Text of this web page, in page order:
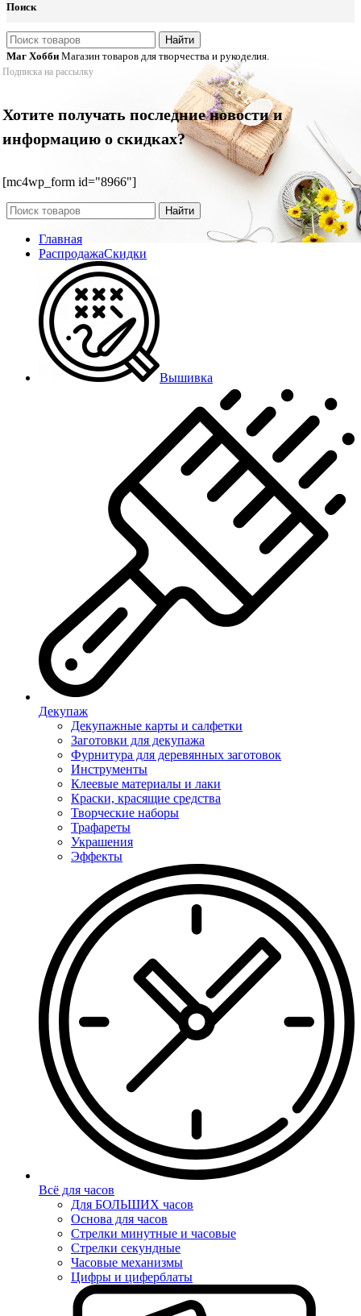
Поиск
Найти
Маг Хобби Магазин товаров для творчества и рукоделия.
Подписка на рассылку
Хотите получать последние новости и
информацию о скидках?
[mc4wp_form id="8966"]
Найти
Главная
РаспродажаСкидки
Вышивка
Декупаж
Декупажные карты и салфетки
Заготовки для декупажа
Фурнитура для деревянных заготовок
Инструменты
Клеевые материалы и лаки
Краски, красящие средства
Творческие наборы
Трафареты
Украшения
Эффекты
Всё для часов
Для БОЛЬШИХ часов
Основа для часов
Стрелки минутные и часовые
Стрелки секундные
Часовые механизмы
Цифры и циферблаты